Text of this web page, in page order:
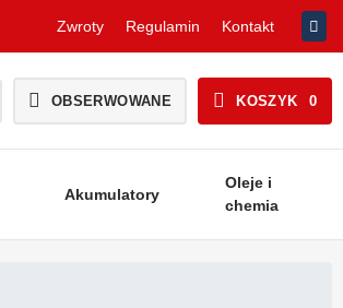
Zwroty Regulamin Kontakt
OBSERWOWANE KOSZYK 0
Akumulatory
Oleje i
chemia